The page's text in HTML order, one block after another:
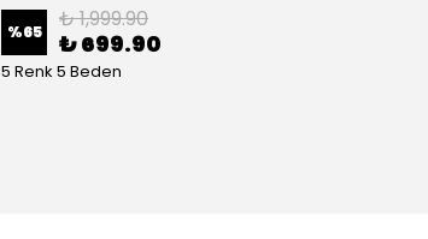
%65 ₺ 1,999.90
₺ 699.90
5 Renk 5 Beden